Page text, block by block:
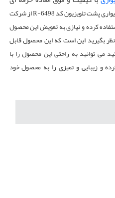
پس از خرید پوستر دیواری پشت تلویزیون کد R-6498 از شرکت
کرده و نیازی به تعویض این محصول
بگیرید این است که این محصول قابل
می توانید به راحتی این محصول را با
و زیبایی و تمیزی را به محصول خود